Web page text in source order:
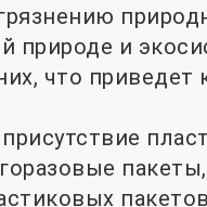
природе и
что